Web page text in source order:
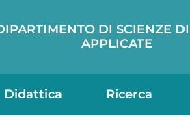
DI SCIENZE
APPLICATE
Didattica Ricerca